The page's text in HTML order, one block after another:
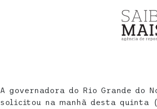
A governadora do Rio Grande do
solicitou na manhã desta